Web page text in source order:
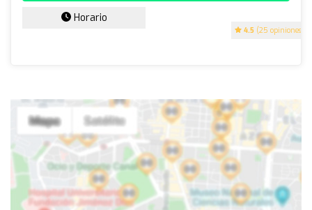
4.5 (25 opiniones)
Horario